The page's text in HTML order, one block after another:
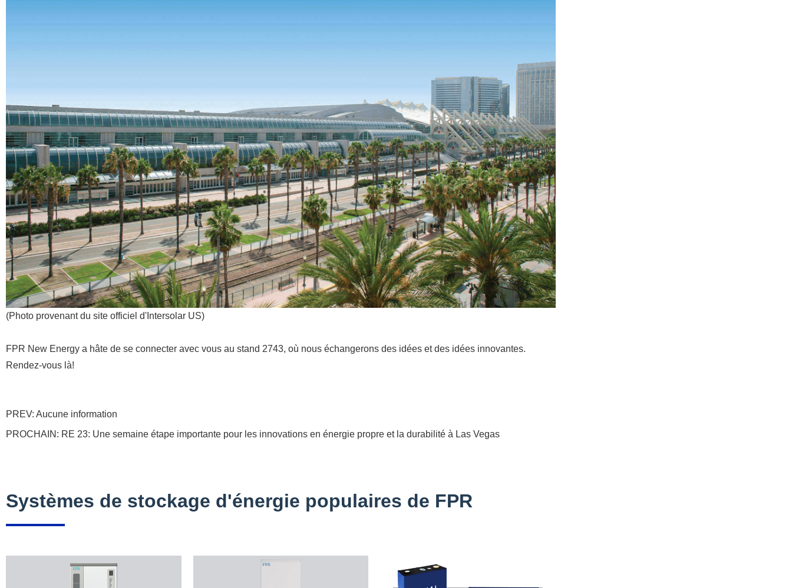
(Photo provenant du site officiel d'Intersolar US)
FPR New Energy a hâte de se connecter avec vous au stand 2743, où nous échangerons des idées et des idées innovantes.
Rendez-vous là!
PREV: Aucune information
PROCHAIN: RE 23: Une semaine étape importante pour les innovations en énergie propre et la durabilité à Las Vegas
Systèmes de stockage d'énergie populaires de FPR